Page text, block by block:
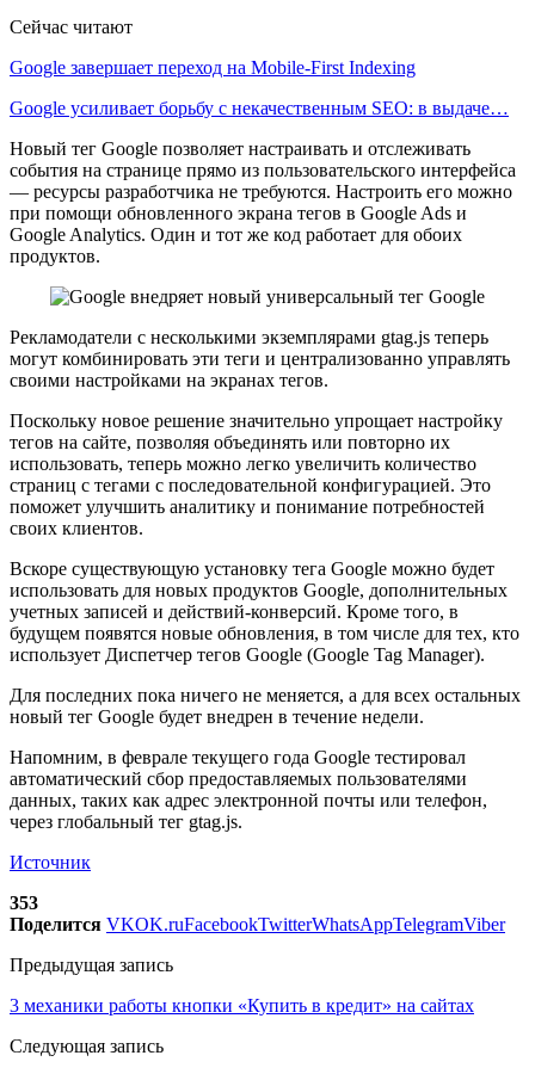
Сейчас читают
Google завершает переход на Mobile-First Indexing
Google усиливает борьбу с некачественным SEO: в выдаче…
Новый тег Google позволяет настраивать и отслеживать
события на странице прямо из пользовательского интерфейса
— ресурсы разработчика не требуются. Настроить его можно
при помощи обновленного экрана тегов в Google Ads и
Google Analytics. Один и тот же код работает для обоих
продуктов.
Рекламодатели с несколькими экземплярами gtag.js теперь
могут комбинировать эти теги и централизованно управлять
своими настройками на экранах тегов.
Поскольку новое решение значительно упрощает настройку
тегов на сайте, позволяя объединять или повторно их
использовать, теперь можно легко увеличить количество
страниц с тегами с последовательной конфигурацией. Это
поможет улучшить аналитику и понимание потребностей
своих клиентов.
Вскоре существующую установку тега Google можно будет
использовать для новых продуктов Google, дополнительных
учетных записей и действий-конверсий. Кроме того, в
будущем появятся новые обновления, в том числе для тех, кто
использует Диспетчер тегов Google (Google Tag Manager).
Для последних пока ничего не меняется, а для всех остальных
новый тег Google будет внедрен в течение недели.
Напомним, в феврале текущего года Google тестировал
автоматический сбор предоставляемых пользователями
данных, таких как адрес электронной почты или телефон,
через глобальный тег gtag.js.
Источник
353
Поделится VKOK.ruFacebookTwitterWhatsAppTelegramViber
Предыдущая запись
3 механики работы кнопки «Купить в кредит» на сайтах
Следующая запись